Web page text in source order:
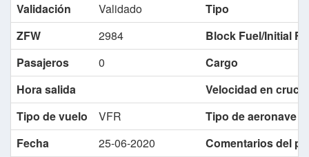
Validación
Validado
Tipo
ZFW
2984
Block Fuel/Initial
Pasajeros
0
Cargo
Hora salida
Velocidad en
Tipo de vuelo
VFR
Tipo de aeronave
Fecha
25-06-2020
Comentarios del